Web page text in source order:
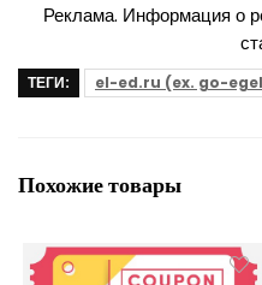
Реклама. Информация о
ТЕГИ: el-ed.ru (ex. go-
Похожие товары